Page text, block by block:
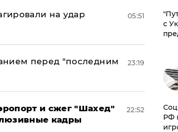
на удар
05:51
перед "последним
23:19
и сжег "Шахед"
кадры
22:52
с
РФ